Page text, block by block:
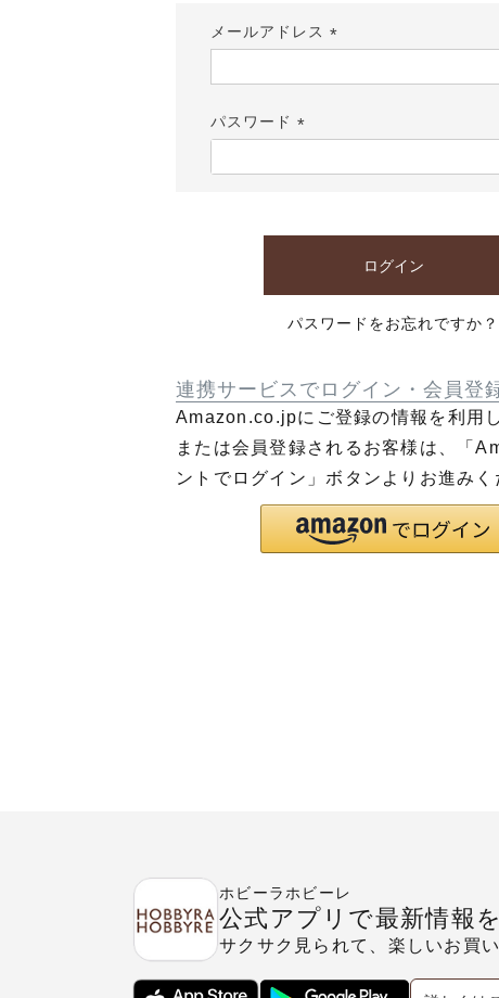
メールアドレス
須)
パスワード
須)
ログイン
パスワードをお忘れですか？
連携サービスでログイン・会員登
Amazon.co.jpにご登録の情報を利用
または会員登録されるお客様は、「
ントでログイン」ボタンよりお進みく
ホビーラホビーレ
公式アプリで最新情報
サクサク見られて、楽しいお買